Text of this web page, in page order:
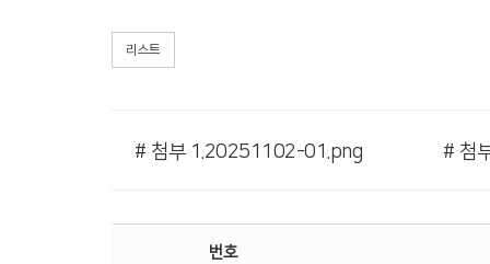
리스트
# 첨부 1.20251102-01.png # 첨
번호